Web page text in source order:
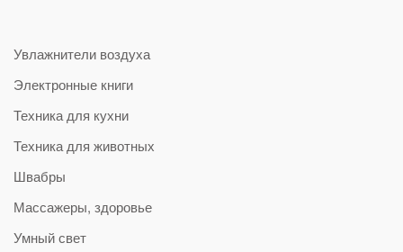
Увлажнители воздуха
Электронные книги
Техника для кухни
Техника для животных
Швабры
Массажеры, здоровье
Умный свет